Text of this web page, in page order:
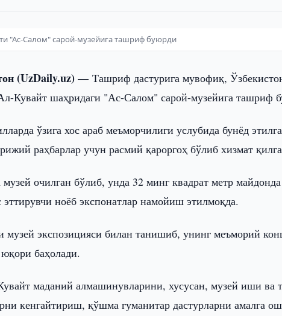
"Ас-Салом" сарой-музейига ташриф буюрди
(UzDaily.uz) —Ташриф дастурига мувофиқ,
Кувайт шаҳридаги "Ас-Салом" сарой-музейига ташриф
ўзига хос араб меъморчилиги услубида бунёд
раҳбарлар учун расмий қароргоҳ бўлиб хизмат
очилган бўлиб, унда 32 минг квадрат метр
ноёб экспонатлар намойиш этилмоқда.
музей экспозицияси билан танишиб, унинг меъморий
баҳолади.
маданий алмашинувларини, хусусан, музей иши ва
кенгайтириш, қўшма гуманитар дастурларни амалга